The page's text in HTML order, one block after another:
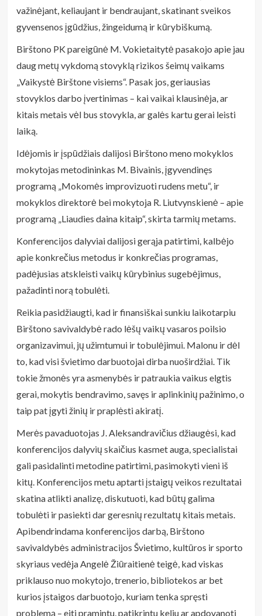
važinėjant, keliaujant ir bendraujant, skatinant sveikos
gyvensenos įgūdžius, žingeidumą ir kūrybiškumą.
Birštono PK pareigūnė M. Vokietaitytė pasakojo apie jau
daug metų vykdomą stovyklą rizikos šeimų vaikams
„Vaikystė Birštone visiems“. Pasak jos, geriausias
stovyklos darbo įvertinimas – kai vaikai klausinėja, ar
kitais metais vėl bus stovykla, ar galės kartu gerai leisti
laiką.
Idėjomis ir įspūdžiais dalijosi Birštono meno mokyklos
mokytojas metodininkas M. Bivainis, įgyvendinęs
programą „Mokomės improvizuoti rudens metu“, ir
mokyklos direktorė bei mokytoja R. Liutvynskienė – apie
programą „Liaudies daina kitaip“, skirta tarmių metams.
Konferencijos dalyviai dalijosi gerąja patirtimi, kalbėjo
apie konkrečius metodus ir konkrečias programas,
padėjusias atskleisti vaikų kūrybinius sugebėjimus,
pažadinti norą tobulėti.
Reikia pasidžiaugti, kad ir finansiškai sunkiu laikotarpiu
Birštono savivaldybė rado lėšų vaikų vasaros poilsio
organizavimui, jų užimtumui ir tobulėjimui. Malonu ir dėl
to, kad visi švietimo darbuotojai dirba nuoširdžiai. Tik
tokie žmonės yra asmenybės ir patraukia vaikus elgtis
gerai, mokytis bendravimo, savęs ir aplinkinių pažinimo, o
taip pat įgyti žinių ir praplėsti akiratį.
Merės pavaduotojas J. Aleksandravičius džiaugėsi, kad
konferencijos dalyvių skaičius kasmet auga, specialistai
gali pasidalinti metodine patirtimi, pasimokyti vieni iš
kitų. Konferencijos metu aptarti įstaigų veikos rezultatai
skatina atlikti analizę, diskutuoti, kad būtų galima
tobulėti ir pasiekti dar geresnių rezultatų kitais metais.
Apibendrindama konferencijos darbą, Birštono
savivaldybės administracijos Švietimo, kultūros ir sporto
skyriaus vedėja Angelė Žiūraitienė teigė, kad viskas
priklauso nuo mokytojo, trenerio, bibliotekos ar bet
kurios įstaigos darbuotojo, kuriam tenka spręsti
problemą – eiti pramintu, patikrintu keliu ar apdovanoti